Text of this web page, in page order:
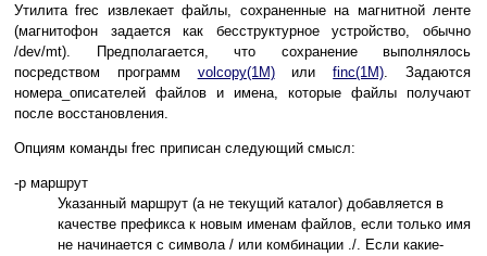
Утилита frec извлекает файлы, сохраненные на магнитной ленте
(магнитофон задается как бесструктурное устройство, обычно
/dev/mt). Предполагается, что сохранение выполнялось
посредством программ volcopy(1M)илиfinc(1M). Задаются
номера_описателей файлов и имена, которые файлы получают
после восстановления.
Опциям команды frec приписан следующий смысл:
-p маршрут
Указанный маршрут (а не текущий каталог) добавляется в
качестве префикса к новым именам файлов, если только имя
не начинается с символа / или комбинации ./. Если какие-